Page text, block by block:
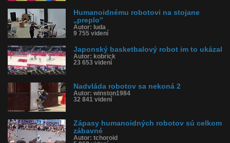
Humanoidnému robotovi na stojane
„preplo”
Autor: luda
9 755 videní
Japonský basketbalový robot im to ukázal
Autor: kobrick
23 653 videní
Nadvláda robotov sa nekoná 2
Autor: winston1984
32 841 videní
Zápasy humanoidných robotov sú celkom
zábavné
Autor: tchoroid